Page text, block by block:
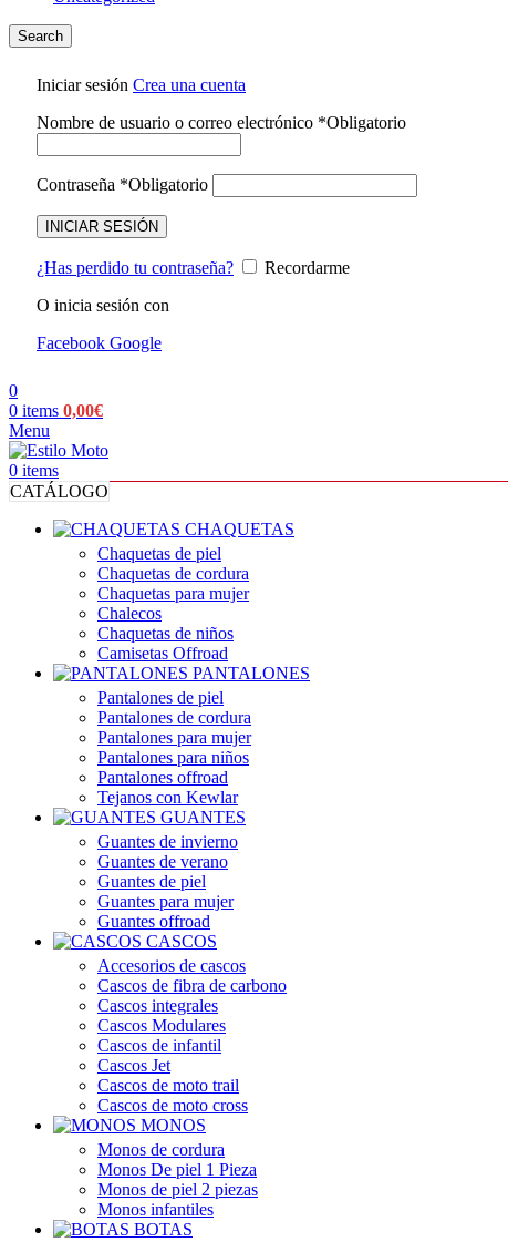
Search
Iniciar sesión Crea una cuenta
Nombre de usuario o correo electrónico *Obligatorio
Contraseña *Obligatorio
INICIAR SESIÓN
¿Has perdido tu contraseña?
Recordarme
O inicia sesión con
Facebook Google
0
0 items 0,00€
Menu
0 items
CATÁLOGO
CHAQUETAS
Chaquetas de piel
Chaquetas de cordura
Chaquetas para mujer
Chalecos
Chaquetas de niños
Camisetas Offroad
PANTALONES
Pantalones de piel
Pantalones de cordura
Pantalones para mujer
Pantalones para niños
Pantalones offroad
Tejanos con Kewlar
GUANTES
Guantes de invierno
Guantes de verano
Guantes de piel
Guantes para mujer
Guantes offroad
CASCOS
Accesorios de cascos
Cascos de fibra de carbono
Cascos integrales
Cascos Modulares
Cascos de infantil
Cascos Jet
Cascos de moto trail
Cascos de moto cross
MONOS
Monos de cordura
Monos De piel 1 Pieza
Monos de piel 2 piezas
Monos infantiles
BOTAS